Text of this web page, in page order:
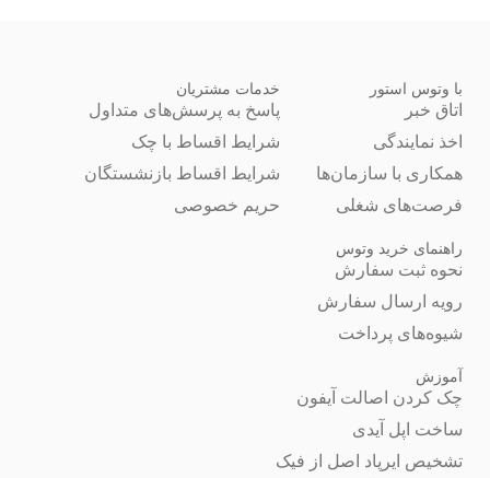
با وتوس استور
اتاق خبر
اخذ نمایندگی
همکاری با سازمان‌ها
فرصت‌های شغلی
خدمات مشتریان
پاسخ به پرسش‌های متداول
شرایط اقساط با چک
شرایط اقساط بازنشستگان
حریم خصوصی
راهنمای خرید وتوس
نحوه ثبت سفارش
رویه ارسال سفارش
شیوه‌های پرداخت
آموزش
چک کردن اصالت آیفون
ساخت اپل آیدی
تشخیص ایرپاد اصل از فیک